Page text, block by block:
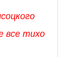
все тихо